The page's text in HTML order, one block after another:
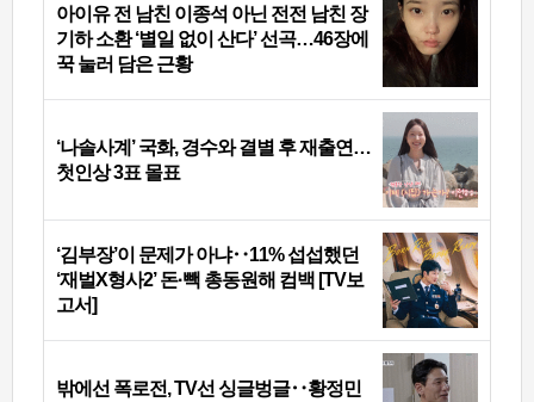
아이유 전 남친 이종석 아닌 전전 남친 장
기하 소환 ‘별일 없이 산다’ 선곡…46장에
꾹 눌러 담은 근황
‘나솔사계’ 국화, 경수와 결별 후 재출연…
첫인상 3표 몰표
‘김부장’이 문제가 아냐‥11% 섭섭했던
‘재벌X형사2’ 돈·빽 총동원해 컴백 [TV보
고서]
밖에선 폭로전, TV선 싱글벙글‥황정민